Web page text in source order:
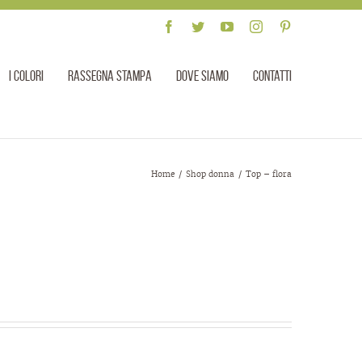
Facebook
TwitterYouTubeInstagram
I colori Rassegna stampa Dove siamo Contatti
Home / Shop donna / Top – flora